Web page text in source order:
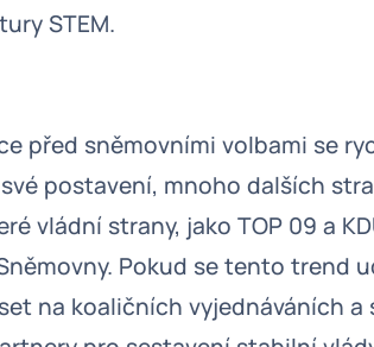
STEM.
před sněmovními volbami se
postavení, mnoho dalších
vládní strany, jako TOP 09 a
Pokud se tento trend
na koaličních vyjednáváních